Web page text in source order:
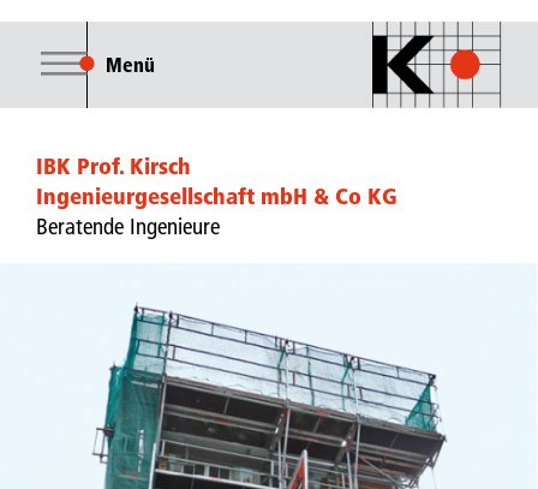
Menü
IBK Prof. Kirsch
Ingenieurgesellschaft mbH & Co KG
Beratende Ingenieure